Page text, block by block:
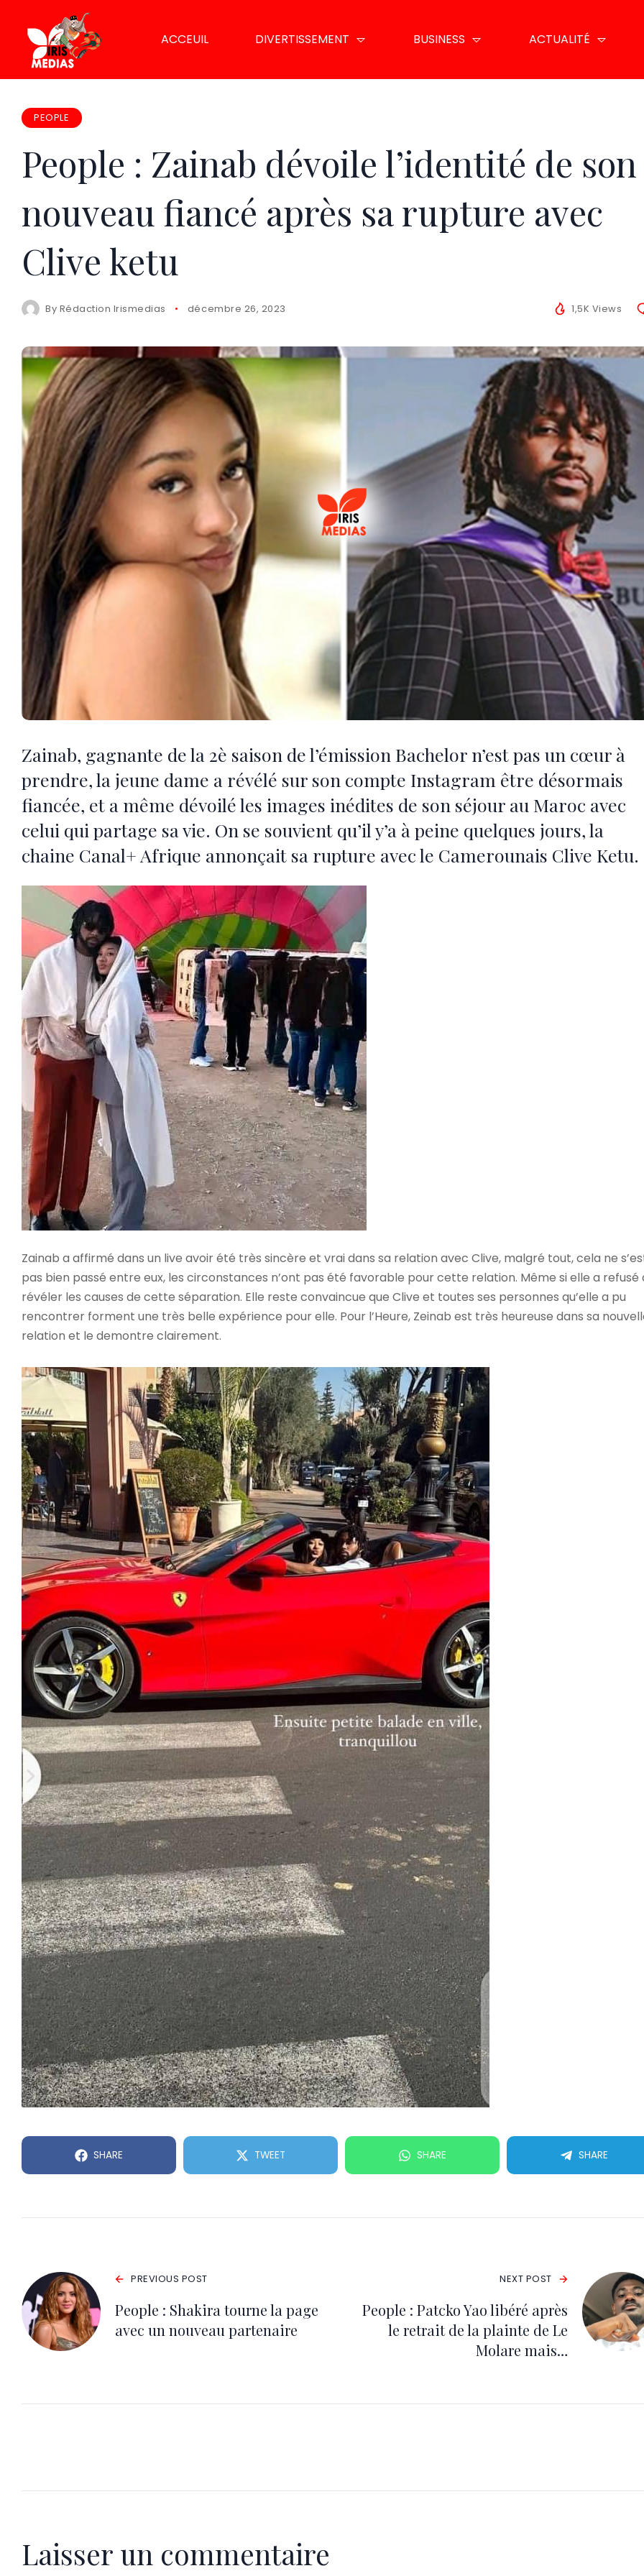
ACCEUIL DIVERTISSEMENT BUSINESS ACTUALITÉ
PEOPLE
People : Zainab dévoile l’identité de son
nouveau fiancé après sa rupture avec
Clive ketu
By Rédaction Irismedias décembre 26, 2023 1,5K Views
Zainab, gagnante de la 2è saison de l’émission Bachelor n’est pas un cœur à
prendre, la jeune dame a révélé sur son compte Instagram être désormais
fiancée, et a même dévoilé les images inédites de son séjour au Maroc avec
celui qui partage sa vie. On se souvient qu’il y’a à peine quelques jours, la
chaine Canal+ Afrique annonçait sa rupture avec le Camerounais Clive Ketu.
Zainab a affirmé dans un live avoir été très sincère et vrai dans sa relation avec Clive, malgré tout, cela ne
pas bien passé entre eux, les circonstances n’ont pas été favorable pour cette relation. Même si elle a refusé
révéler les causes de cette séparation. Elle reste convaincue que Clive et toutes ses personnes qu’elle a pu
rencontrer forment une très belle expérience pour elle. Pour l’Heure, Zeinab est très heureuse dans sa
relation et le demontre clairement.
SHARE TWEET SHARE SHARE
PREVIOUS POST
People : Shakira tourne la page
avec un nouveau partenaire
NEXT POST
People : Patcko Yao libéré après
le retrait de la plainte de Le
Molare mais…
Laisser un commentaire